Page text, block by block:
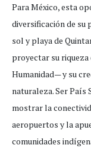
Para México, esta
diversificación de
sol y playa de
proyectar su
Humanidad— y su
naturaleza. Ser País
mostrar la
aeropuertos y la
comunidades